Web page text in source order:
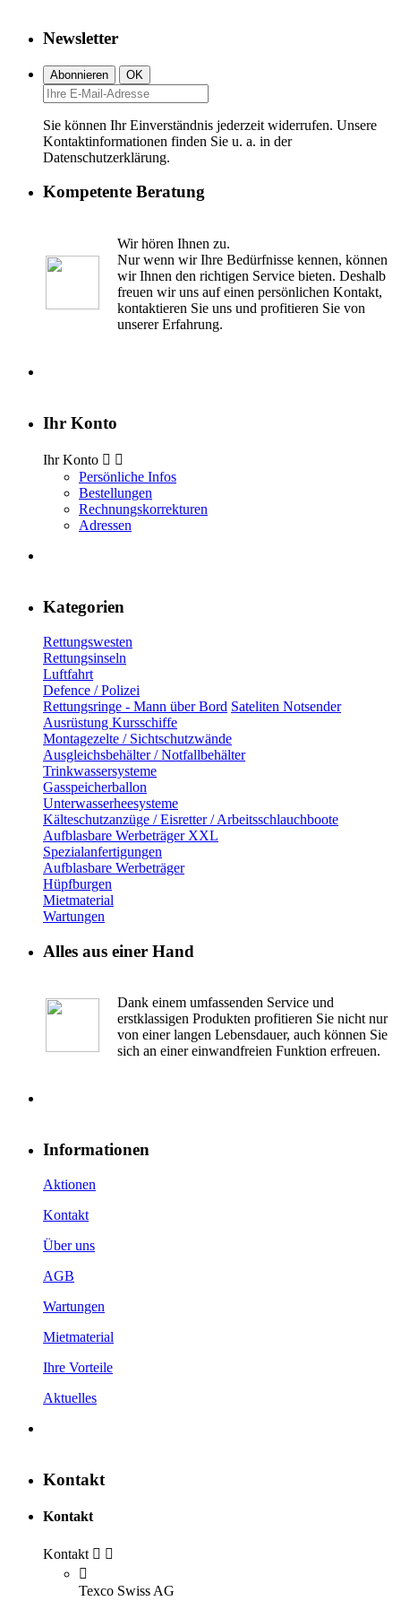
Newsletter
Sie können Ihr Einverständnis jederzeit widerrufen. Unsere
Kontaktinformationen finden Sie u. a. in der
Datenschutzerklärung.
Kompetente Beratung
Wir hören Ihnen zu.
Nur wenn wir Ihre Bedürfnisse kennen, können
wir Ihnen den richtigen Service bieten. Deshalb
freuen wir uns auf einen persönlichen Kontakt,
kontaktieren Sie uns und profitieren Sie von
unserer Erfahrung.
Ihr Konto
Ihr Konto  
Persönliche Infos
Bestellungen
Rechnungskorrekturen
Adressen
Kategorien
Rettungswesten
Rettungsinseln
Luftfahrt
Defence / Polizei
Rettungsringe - Mann über Bord Sateliten Notsender
Ausrüstung Kursschiffe
Montagezelte / Sichtschutzwände
Ausgleichsbehälter / Notfallbehälter
Trinkwassersysteme
Gasspeicherballon
Unterwasserheesysteme
Kälteschutzanzüge / Eisretter / Arbeitsschlauchboote
Aufblasbare Werbeträger XXL
Spezialanfertigungen
Aufblasbare Werbeträger
Hüpfburgen
Mietmaterial
Wartungen
Alles aus einer Hand
Dank einem umfassenden Service und
erstklassigen Produkten profitieren Sie nicht nur
von einer langen Lebensdauer, auch können Sie
sich an einer einwandfreien Funktion erfreuen.
Informationen
Aktionen
Kontakt
Über uns
AGB
Wartungen
Mietmaterial
Ihre Vorteile
Aktuelles
Kontakt
Kontakt
Kontakt  

Texco Swiss AG